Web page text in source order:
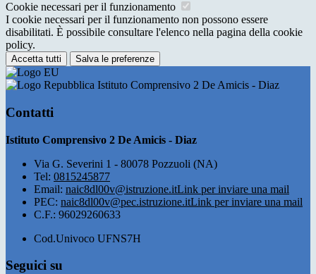
Cookie necessari per il funzionamento
I cookie necessari per il funzionamento non possono essere
disabilitati. È possibile consultare l'elenco nella pagina della cookie
policy.
Accetta tutti Salva le preferenze
Istituto Comprensivo 2 De Amicis - Diaz
Contatti
Istituto Comprensivo 2 De Amicis - Diaz
Via G. Severini 1 - 80078 Pozzuoli (NA)
Tel: 0815245877
Email: naic8dl00v@istruzione.itLink per inviare una mail
PEC: naic8dl00v@pec.istruzione.itLink per inviare una mail
C.F.: 96029260633
Cod.Univoco UFNS7H
Seguici su